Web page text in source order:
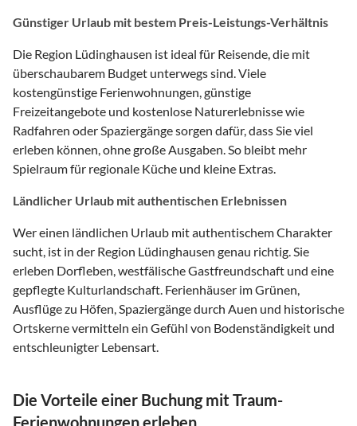
Günstiger Urlaub mit bestem Preis-Leistungs-Verhältnis
Die Region Lüdinghausen ist ideal für Reisende, die mit
überschaubarem Budget unterwegs sind. Viele
kostengünstige Ferienwohnungen, günstige
Freizeitangebote und kostenlose Naturerlebnisse wie
Radfahren oder Spaziergänge sorgen dafür, dass Sie viel
erleben können, ohne große Ausgaben. So bleibt mehr
Spielraum für regionale Küche und kleine Extras.
Ländlicher Urlaub mit authentischen Erlebnissen
Wer einen ländlichen Urlaub mit authentischem Charakter
sucht, ist in der Region Lüdinghausen genau richtig. Sie
erleben Dorfleben, westfälische Gastfreundschaft und eine
gepflegte Kulturlandschaft. Ferienhäuser im Grünen,
Ausflüge zu Höfen, Spaziergänge durch Auen und historische
Ortskerne vermitteln ein Gefühl von Bodenständigkeit und
entschleunigter Lebensart.
Die Vorteile einer Buchung mit Traum-
Ferienwohnungen erleben